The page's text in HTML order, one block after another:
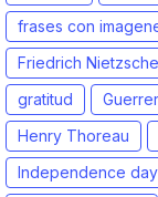
frases con
Friedrich Nietzsche
gratitud
Henry Thoreau
Independence day